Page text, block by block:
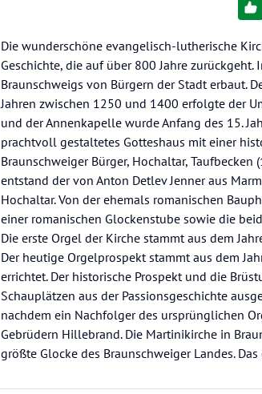
Die wunderschöne evangelisch-lutherische
Geschichte, die auf über 800 Jahre
Braunschweigs von Bürgern der Stadt erbaut.
Jahren zwischen 1250 und 1400 erfolgte der
und der Annenkapelle wurde Anfang des 15.
prachtvoll gestaltetes Gotteshaus mit einer
Braunschweiger Bürger, Hochaltar,
entstand der von Anton Detlev Jenner aus
Hochaltar. Von der ehemals romanischen
einer romanischen Glockenstube sowie die
Die erste Orgel der Kirche stammt aus dem
Der heutige Orgelprospekt stammt aus dem
errichtet. Der historische Prospekt und die
Schauplätzen aus der Passionsgeschichte
nachdem ein Nachfolger des ursprünglichen
Gebrüdern Hillebrand. Die Martinikirche in
größte Glocke des Braunschweiger Landes.